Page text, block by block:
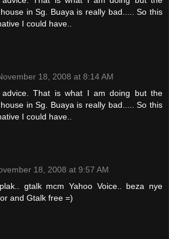
in Sg. Buaya is really bad..... So this
I could have..
18, 2008 at 8:14 AM
That is what I am doing but the
in Sg. Buaya is really bad..... So this
I could have..
18, 2008 at 9:57 AM
gtalk mcm Yahoo Voice.. beza nye
and Gtalk free =)